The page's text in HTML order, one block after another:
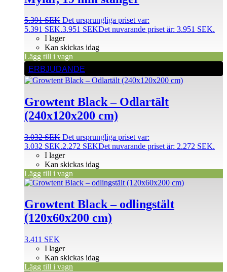
5.391SEK Det ursprungliga priset var:
5.391 SEK.3.951 SEKDet nuvarande priset är: 3.951 SEK.
I lager
Kan skickas idag
Lägg till i vagn
ERBJUDANDE
Growtent Black – Odlartält
(240x120x200 cm)
3.032SEK Det ursprungliga priset var:
3.032 SEK.2.272 SEKDet nuvarande priset är: 2.272 SEK.
I lager
Kan skickas idag
Lägg till i vagn
Growtent Black – odlingstält
(120x60x200 cm)
3.411 SEK
I lager
Kan skickas idag
Lägg till i vagn